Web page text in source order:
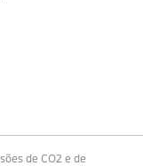
de CO2 e de